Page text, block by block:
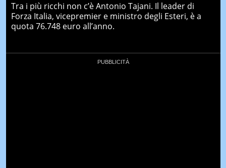
Tra i più ricchi non c’è Antonio Tajani. Il leader di
Forza Italia, vicepremier e ministro degli Esteri, è a
quota 76.748 euro all’anno.